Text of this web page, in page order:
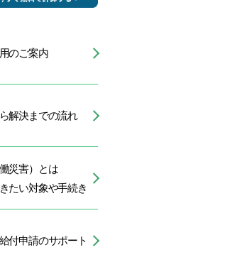
のご案内
解決までの流れ
災害）とは
たい対象や手続き
付申請のサポート